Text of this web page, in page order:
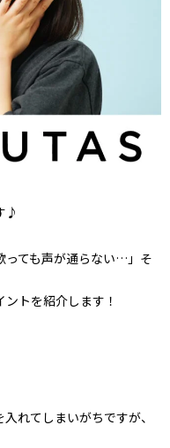
♪
っても声が通らない…」そ
トを紹介します！
れてしまいがちですが、